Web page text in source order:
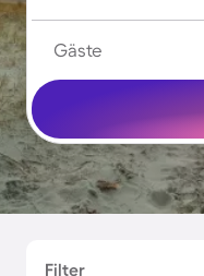
Gäste
Filter